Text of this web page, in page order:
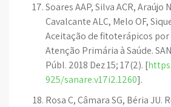
Soares AAP, Silva ACR, Araújo
Cavalcante ALC, Melo OF,
Aceitação de fitoterápicos
Atenção Primária à Saúde.
Públ. 2018 Dez 15; 17(2). [
925/sanare.v17i2.1260].
Rosa C, Câmara SG, Béria JU.